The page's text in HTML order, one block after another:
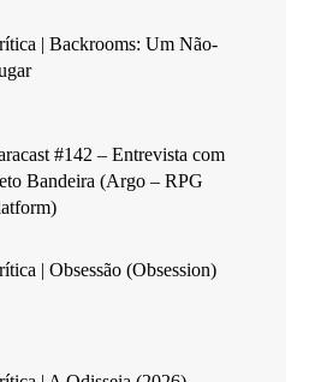
| Backrooms: Um Não-
#142 – Entrevista com
Bandeira (Argo – RPG
| Obsessão (Obsession)